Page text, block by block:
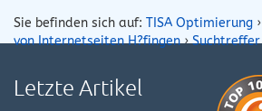
Sie befinden sich auf: TISA Optimierung ›
von Internetseiten H?fingen›Suchtreffer
Letzte Artikel